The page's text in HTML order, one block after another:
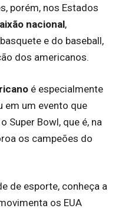
porém, nos Estados
nacional,
e do baseball,
dos americanos.
é especialmente
em um evento que
Bowl, que é, na
os campeões do
de esporte, conheça a
os EUA